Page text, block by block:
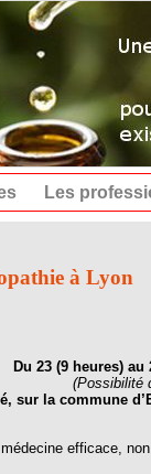
Les
à Lyon
Du 23 (9 heures)
(Possibilité
sur la commune
efficace,